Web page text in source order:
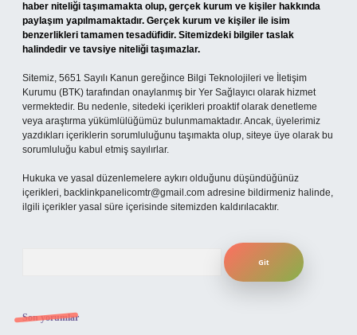
haber niteliği taşımamakta olup, gerçek kurum ve kişiler hakkında
paylaşım yapılmamaktadır. Gerçek kurum ve kişiler ile isim
benzerlikleri tamamen tesadüfidir. Sitemizdeki bilgiler taslak
halindedir ve tavsiye niteliği taşımazlar.
Sitemiz, 5651 Sayılı Kanun gereğince Bilgi Teknolojileri ve İletişim
Kurumu (BTK) tarafından onaylanmış bir Yer Sağlayıcı olarak hizmet
vermektedir. Bu nedenle, sitedeki içerikleri proaktif olarak denetleme
veya araştırma yükümlülüğümüz bulunmamaktadır. Ancak, üyelerimiz
yazdıkları içeriklerin sorumluluğunu taşımakta olup, siteye üye olarak bu
sorumluluğu kabul etmiş sayılırlar.
Hukuka ve yasal düzenlemelere aykırı olduğunu düşündüğünüz
içerikleri, backlinkpanelicomtr@gmail.com adresine bildirmeniz halinde,
ilgili içerikler yasal süre içerisinde sitemizden kaldırılacaktır.
Son yorumlar